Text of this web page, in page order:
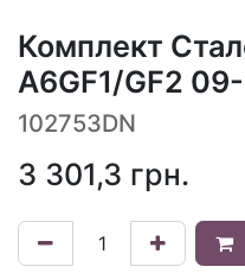
Комплект
A6GF1/GF2
102753DN
3 301,3 грн.